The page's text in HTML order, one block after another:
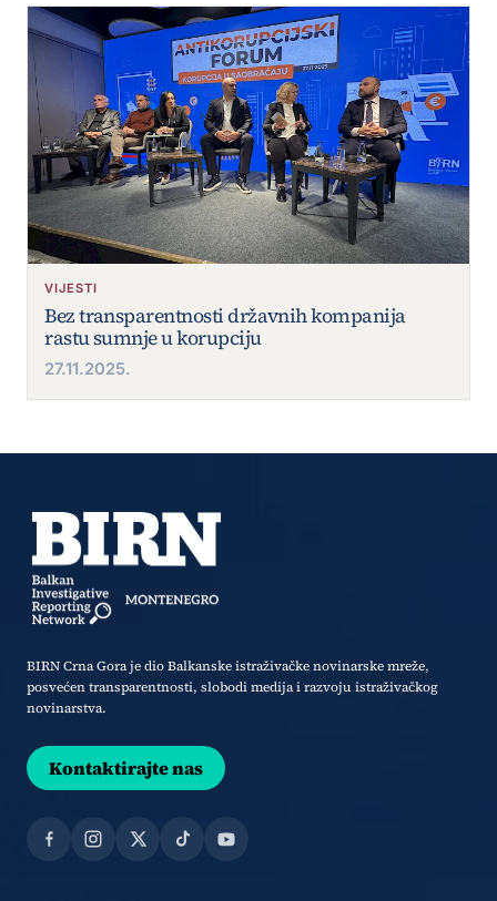
VIJESTI
Bez transparentnosti državnih kompanija
rastu sumnje u korupciju
27.11.2025.
BIRN Crna Gora je dio Balkanske istraživačke novinarske mreže,
posvećen transparentnosti, slobodi medija i razvoju istraživačkog
novinarstva.
Kontaktirajte nas
Facebook
Instagram
X TikTokYouTube